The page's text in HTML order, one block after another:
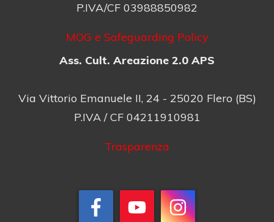
P.IVA/CF 03988850982
MOG e Safeguarding Policy
Ass. Cult. Areazione 2.0 APS
Via Vittorio Emanuele II, 24 - 25020 Flero (BS)
P.IVA / CF 04211910981
Trasparenza